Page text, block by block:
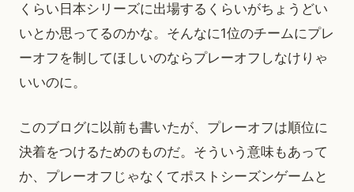
くらい日本シリーズに出場するくらいがちょうどい
いとか思ってるのかな。そんなに1位のチームにプレ
ーオフを制してほしいのならプレーオフしなけりゃ
いいのに。
このブログに以前も書いたが、プレーオフは順位に
決着をつけるためのものだ。そういう意味もあって
か、プレーオフじゃなくてポストシーズンゲームと